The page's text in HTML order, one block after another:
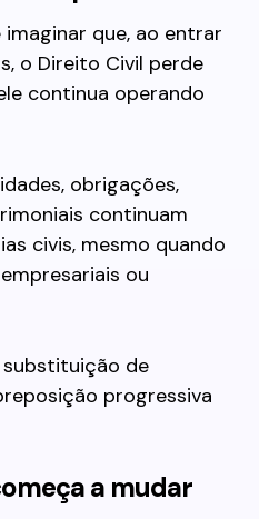
que, ao entrar
o Direito Civil perde
continua operando
obrigações,
continuam
civis, mesmo quando
ou
de
progressiva
a mudar